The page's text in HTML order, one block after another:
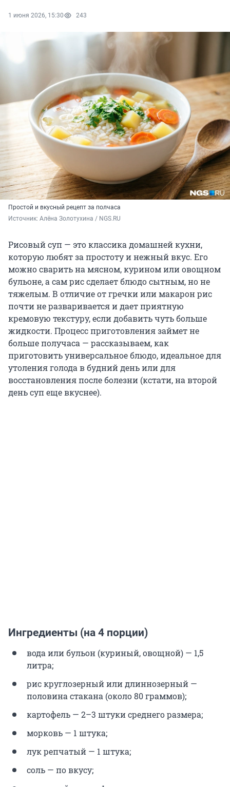
1 июня 2026, 15:30 243
Простой и вкусный рецепт за полчаса
Источник: Алёна Золотухина / NGS.RU
Рисовый суп — это классика домашней кухни,
которую любят за простоту и нежный вкус. Его
можно сварить на мясном, курином или овощном
бульоне, а сам рис сделает блюдо сытным, но не
тяжелым. В отличие от гречки или макарон рис
почти не разваривается и дает приятную
кремовую текстуру, если добавить чуть больше
жидкости. Процесс приготовления займет не
больше получаса — рассказываем, как
приготовить универсальное блюдо, идеальное для
утоления голода в будний день или для
восстановления после болезни (кстати, на второй
день суп еще вкуснее).
Ингредиенты (на 4 порции)
вода или бульон (куриный, овощной) — 1,5
литра;
рис круглозерный или длиннозерный —
половина стакана (около 80 граммов);
картофель — 2–3 штуки среднего размера;
морковь — 1 штука;
лук репчатый — 1 штука;
соль — по вкусу;